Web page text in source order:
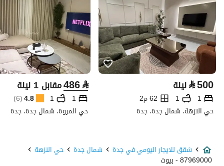
⃁500 ليلة
1
1
62 م2
حي النزهة، شمال جدة، جدة
⃁
486مقابل 1 ليلة
1
1
4.8
(
6
)
حي المروة، شمال جدة، جدة
شقق للايجار اليومي في جدة شمال جدة حي النزهة
87969000 - بيوت